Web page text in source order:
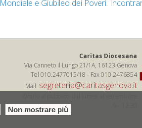
Non mostrare più
e Giubileo dei Poveri.
Caritas Diocesana
Via Canneto il Lungo 21/1A, 16123 Genova
Tel 010.2477015/18 - Fax 010.2476854
Mail: segreteria@caritasgenova.it